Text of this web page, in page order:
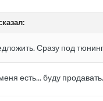
Сразу под
есть... буду